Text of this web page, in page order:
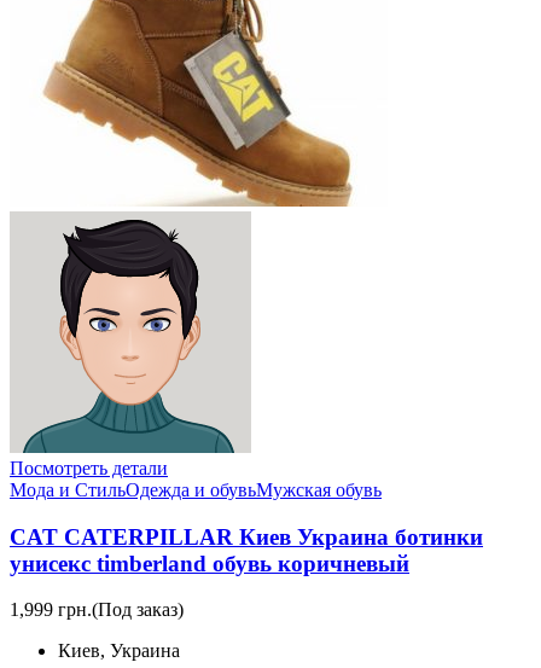
Посмотреть детали
Мода и СтильОдежда и обувьМужская обувь
CAT CATERPILLAR Киев Украина ботинки
унисекс timberland обувь коричневый
1,999 грн.(Под заказ)
Киев, Украина